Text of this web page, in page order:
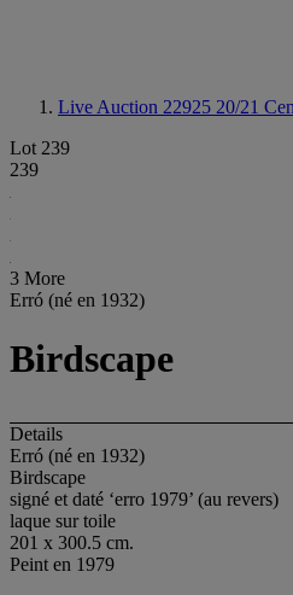
Live Auction 22925 20/21
Lot 239
239
3 More
Erró (né en 1932)
Birdscape
Details
Erró (né en 1932)
Birdscape
signé et daté ‘erro 1979’ (au revers)
laque sur toile
201 x 300.5 cm.
Peint en 1979